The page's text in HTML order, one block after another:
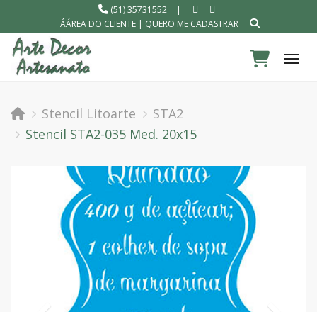
(51) 35731552
|
ÁÁREA DO CLIENTE| QUERO ME CADASTRAR
Stencil Litoarte
STA2
Stencil STA2-035 Med. 20x15